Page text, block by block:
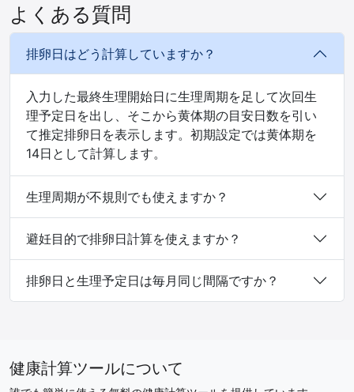
よくある質問
排卵日はどう計算していますか？
入力した最終生理開始日に生理周期を足して次回生
理予定日を出し、そこから黄体期の目安日数を引い
て推定排卵日を表示します。初期設定では黄体期を
14日として計算します。
生理周期が不規則でも使えますか？
避妊目的で排卵日計算を使えますか？
排卵日と生理予定日は毎月同じ間隔ですか？
健康計算ツールについて